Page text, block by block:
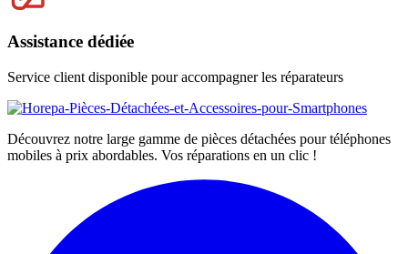
Assistance dédiée
Service client disponible pour accompagner les réparateurs
Découvrez notre large gamme de pièces détachées pour téléphones
mobiles à prix abordables. Vos réparations en un clic !